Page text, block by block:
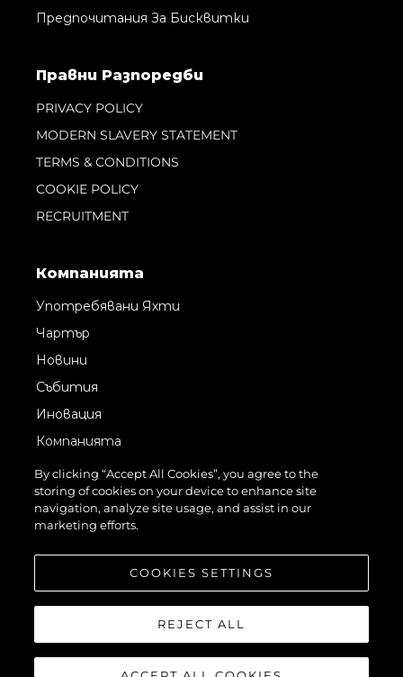
Предпочитания За Бисквитки
Правни Pазпоредби
PRIVACY POLICY
MODERN SLAVERY STATEMENT
TERMS & CONDITIONS
COOKIE POLICY
RECRUITMENT
Компанията
Употребявани Яхти
Чартър
Новини
Събития
Иновация
Компанията
Екипът
Лайфстайл
Наследство
By clicking “Accept All Cookies”, you agree to the
storing of cookies on your device to enhance site
navigation, analyze site usage, and assist in our
marketing efforts.
COOKIES SETTINGS
REJECT ALL